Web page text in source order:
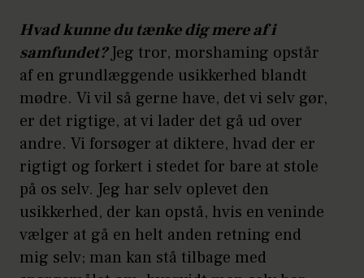
Hvad kunne du tænke dig mere af i
samfundet?Jeg tror, morshaming opstår
af en grundlæggende usikkerhed blandt
mødre. Vi vil så gerne have, det vi selv gør,
er det rigtige, at vi lader det gå ud over
andre. Vi forsøger at diktere, hvad der er
rigtigt og forkert i stedet for bare at stole
på os selv. Jeg har selv oplevet den
usikkerhed, der kan opstå, hvis en veninde
vælger at gå en helt anden retning end
mig selv; man kan stå tilbage med